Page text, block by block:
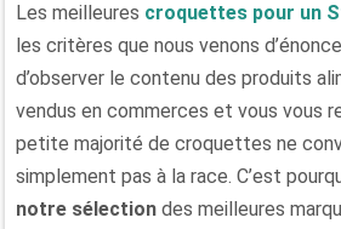
Les meilleures croquettes pour un
les critères que nous venons
d’observer le contenu des produits
vendus en commerces et vous vous
petite majorité de croquettes ne
simplement pas à la race. C’est
notre sélection des meilleures